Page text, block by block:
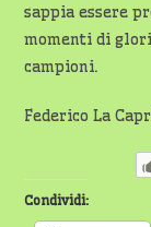
sappia essere
momenti di
campioni.
Federico La
Condividi: